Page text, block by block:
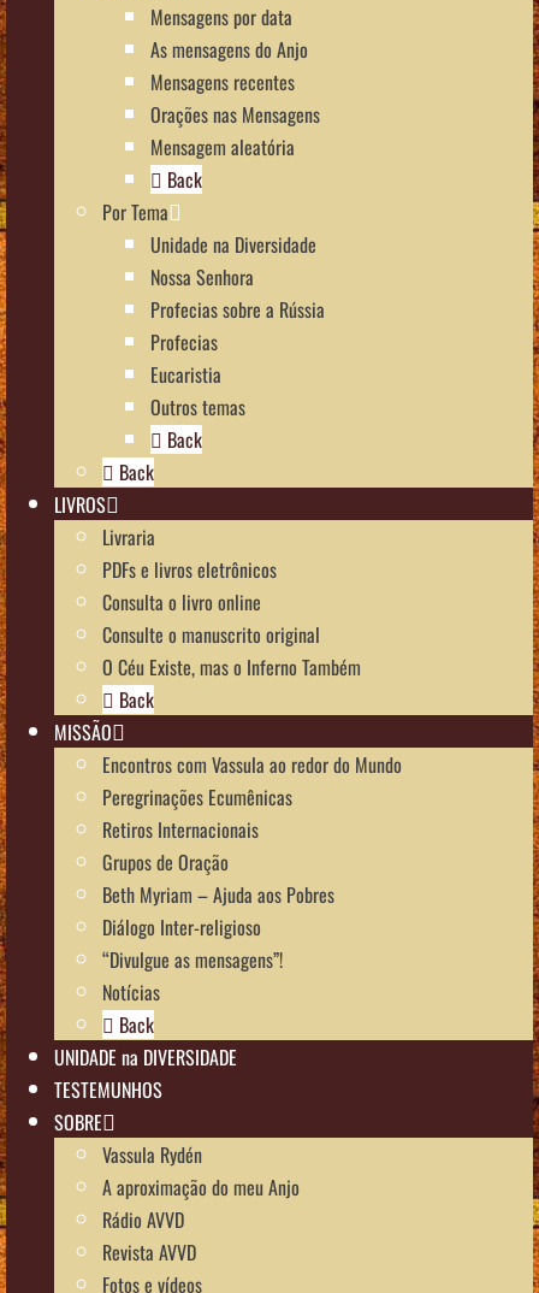
Mensagens por data
As mensagens do Anjo
Mensagens recentes
Orações nas Mensagens
Mensagem aleatória
Back
Por Tema
Unidade na Diversidade
Nossa Senhora
Profecias sobre a Rússia
Profecias
Eucaristia
Outros temas
Back
Back
LIVROS
Livraria
PDFs e livros eletrônicos
Consulta o livro online
Consulte o manuscrito original
O Céu Existe, mas o Inferno Também
Back
MISSÃO
Encontros com Vassula ao redor do Mundo
Peregrinações Ecumênicas
Retiros Internacionais
Grupos de Oração
Beth Myriam – Ajuda aos Pobres
Diálogo Inter-religioso
“Divulgue as mensagens”!
Notícias
Back
UNIDADE na DIVERSIDADE
TESTEMUNHOS
SOBRE
Vassula Rydén
A aproximação do meu Anjo
Rádio AVVD
Revista AVVD
Fotos e vídeos